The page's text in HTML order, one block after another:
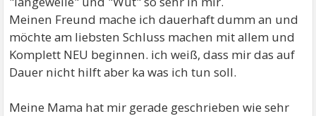
Meinen Freund mache ich dauerhaft dumm an und
möchte am liebsten Schluss machen mit allem und
Komplett NEU beginnen. ich weiß, dass mir das auf
Dauer nicht hilft aber ka was ich tun soll.
Meine Mama hat mir gerade geschrieben wie sehr